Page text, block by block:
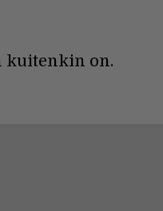
kuitenkin on.